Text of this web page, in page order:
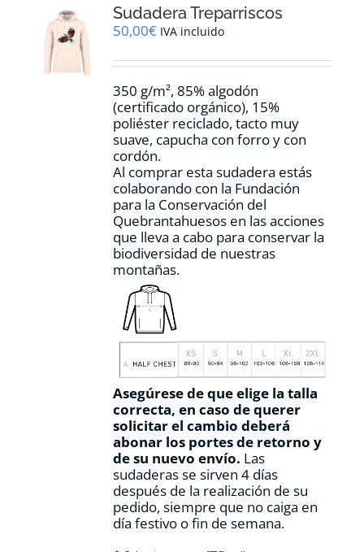
se
pueden
en
página
de
producto
Sudadera Treparriscos
50,00€ IVA incluido
350 g/m², 85% algodón
(certificado orgánico), 15%
poliéster reciclado, tacto muy
suave, capucha con forro y con
cordón.
Al comprar esta sudadera estás
colaborando con la Fundación
para la Conservación del
Quebrantahuesos en las acciones
que lleva a cabo para conservar la
biodiversidad de nuestras
montañas.
Asegúrese de que elige la talla
correcta, en caso de querer
solicitar el cambio deberá
abonar los portes de retorno y
de su nuevo envío. Las
sudaderas se sirven 4 días
después de la realización de su
pedido, siempre que no caiga en
día festivo o fin de semana.